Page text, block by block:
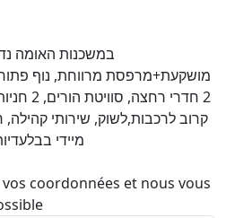
מושקעת+מרפסת מרווחת, נוף
2 חדרי
קרוב לרכבות,לשוק, שירותי קהילה,
מיידי
coordonnées et nous vous